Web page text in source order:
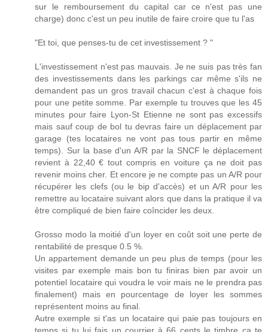
sur le remboursement du capital car ce n'est pas une
charge) donc c'est un peu inutile de faire croire que tu l'as
"Et toi, que penses-tu de cet investissement ? "
L'investissement n'est pas mauvais. Je ne suis pas très fan
des investissements dans les parkings car même s'ils ne
demandent pas un gros travail chacun c'est à chaque fois
pour une petite somme. Par exemple tu trouves que les 45
minutes pour faire Lyon-St Etienne ne sont pas excessifs
mais sauf coup de bol tu devras faire un déplacement par
garage (tes locataires ne vont pas tous partir en même
temps). Sur la base d'un A/R par la SNCF le déplacement
revient à 22,40 € tout compris en voiture ça ne doit pas
revenir moins cher. Et encore je ne compte pas un A/R pour
récupérer les clefs (ou le bip d'accès) et un A/R pour les
remettre au locataire suivant alors que dans la pratique il va
être compliqué de bien faire coîncider les deux.
Grosso modo la moitié d'un loyer en coût soit une perte de
rentabilité de presque 0.5 %.
Un appartement demande un peu plus de temps (pour les
visites par exemple mais bon tu finiras bien par avoir un
potentiel locataire qui voudra le voir mais ne le prendra pas
finalement) mais en pourcentage de loyer les sommes
représentent moins au final.
Autre exemple si t'as un locataire qui paie pas toujours en